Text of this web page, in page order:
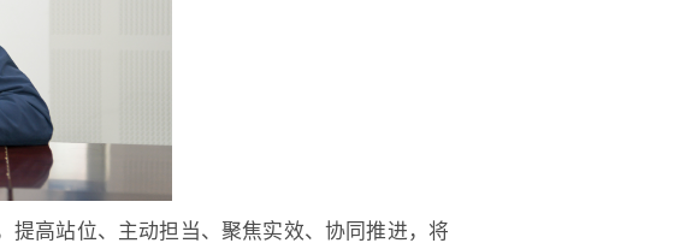
高站位、主动担当、聚焦实效、协同推进，将